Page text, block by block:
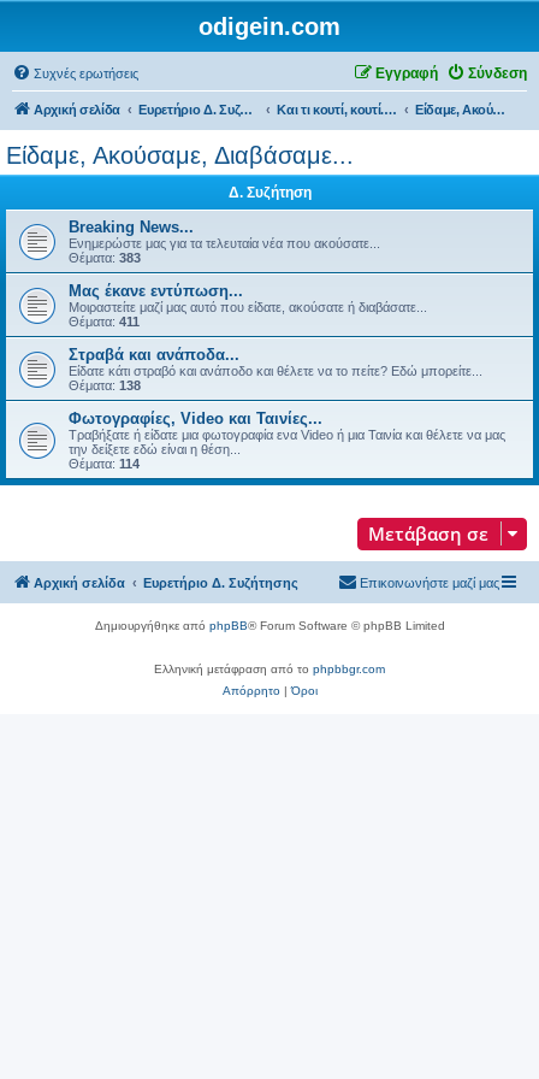
odigein.com
Συχνές ερωτήσεις Σύνδεση
Εγγραφή
Αρχική σελίδα Ευρετήριο Δ. Συζήτησης Και τι κουτί, κουτί... τώρα και η οδήγηση καινούργια σε κουτί... Είδαμε, Ακούσαμε, Διαβάσαμε...
Είδαμε, Ακούσαμε, Διαβάσαμε...
Δ. Συζήτηση
Breaking News...
Ενημερώστε μας για τα τελευταία νέα που ακούσατε...
Θέματα: 383
Μας έκανε εντύπωση...
Μοιραστείτε μαζί μας αυτό που είδατε, ακούσατε ή διαβάσατε...
Θέματα: 411
Στραβά και ανάποδα...
Είδατε κάτι στραβό και ανάποδο και θέλετε να το πείτε? Εδώ μπορείτε...
Θέματα: 138
Φωτογραφίες, Video και Ταινίες...
Τραβήξατε ή είδατε μια φωτογραφία ενα Video ή μια Ταινία και θέλετε να μας
την δείξετε εδώ είναι η θέση...
Θέματα: 114
Μετάβαση σε
Αρχική σελίδα Ευρετήριο Δ. Συζήτησης Επικοινωνήστε μαζί μας
Δημιουργήθηκε από phpBB® Forum Software © phpBB Limited
Ελληνική μετάφραση από το phpbbgr.com
Απόρρητο|Όροι